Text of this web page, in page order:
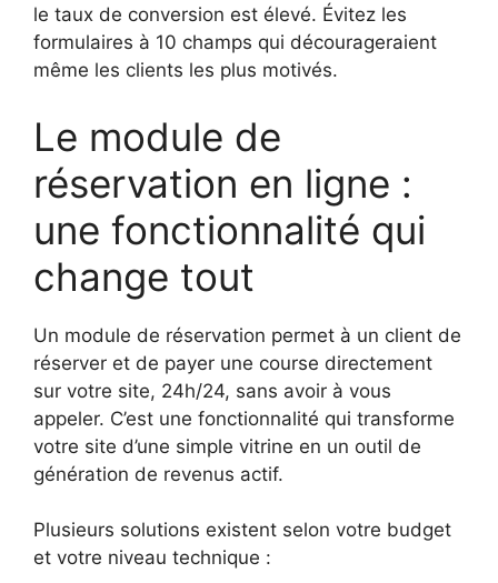
le taux de conversion est élevé. Évitez les
formulaires à 10 champs qui décourageraient
même les clients les plus motivés.
Le module de
réservation en ligne :
une fonctionnalité qui
change tout
Un module de réservation permet à un client de
réserver et de payer une course directement
sur votre site, 24h/24, sans avoir à vous
appeler. C’est une fonctionnalité qui transforme
votre site d’une simple vitrine en un outil de
génération de revenus actif.
Plusieurs solutions existent selon votre budget
et votre niveau technique :